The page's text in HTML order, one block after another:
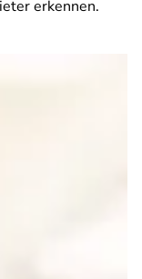
erkennen.